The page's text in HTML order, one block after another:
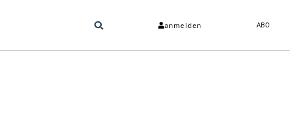
anmelden ABO